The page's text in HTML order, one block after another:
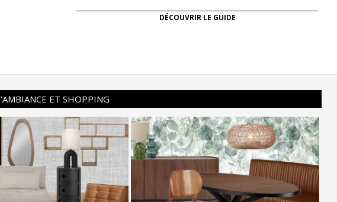
DÉCOUVRIR LE GUIDE
ET SHOPPING